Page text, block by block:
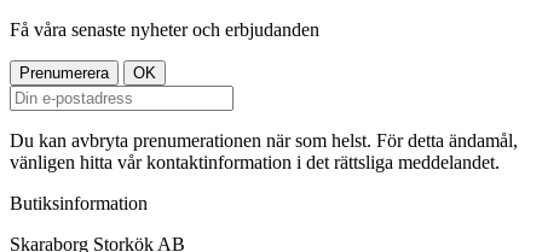
Få våra senaste nyheter och erbjudanden
Du kan avbryta prenumerationen när som helst. För detta ändamål,
vänligen hitta vår kontaktinformation i det rättsliga meddelandet.
Butiksinformation
Skaraborg Storkök AB